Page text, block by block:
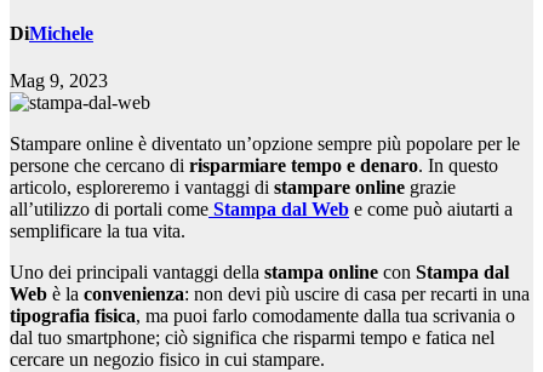
DiMichele
Mag 9, 2023
Stampare online è diventato un’opzione sempre più popolare per le
persone che cercano di risparmiare tempo e denaro. In questo
articolo, esploreremo i vantaggi di stampare online grazie
all’utilizzo di portali come Stampa dal Web e come può aiutarti a
semplificare la tua vita.
Uno dei principali vantaggi della stampa online con Stampa dal
Web è la convenienza: non devi più uscire di casa per recarti in una
tipografia fisica, ma puoi farlo comodamente dalla tua scrivania o
dal tuo smartphone; ciò significa che risparmi tempo e fatica nel
cercare un negozio fisico in cui stampare.